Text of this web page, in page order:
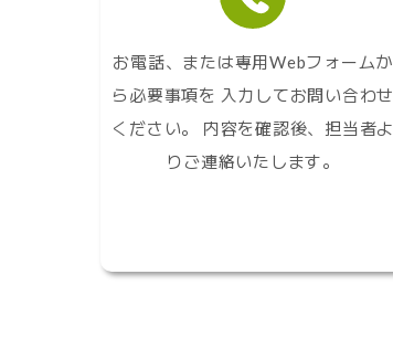
お電話、または専用Webフォームか
ら必要事項を 入力してお問い合わせ
ください。 内容を確認後、担当者よ
りご連絡いたします。